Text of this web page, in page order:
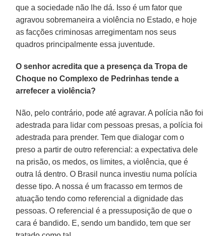
que a sociedade não lhe dá. Isso é um fator que
agravou sobremaneira a violência no Estado, e hoje
as facções criminosas arregimentam nos seus
quadros principalmente essa juventude.
O senhor acredita que a presença da Tropa de
Choque no Complexo de Pedrinhas tende a
arrefecer a violência?
Não, pelo contrário, pode até agravar. A polícia não foi
adestrada para lidar com pessoas presas, a polícia foi
adestrada para prender. Tem que dialogar com o
preso a partir de outro referencial: a expectativa dele
na prisão, os medos, os limites, a violência, que é
outra lá dentro. O Brasil nunca investiu numa polícia
desse tipo. A nossa é um fracasso em termos de
atuação tendo como referencial a dignidade das
pessoas. O referencial é a pressuposição de que o
cara é bandido. E, sendo um bandido, tem que ser